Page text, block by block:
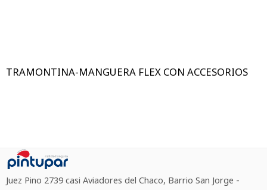
TRAMONTINA-MANGUERA FLEX CON ACCESORIOS
Juez Pino 2739 casi Aviadores del Chaco, Barrio San Jorge -